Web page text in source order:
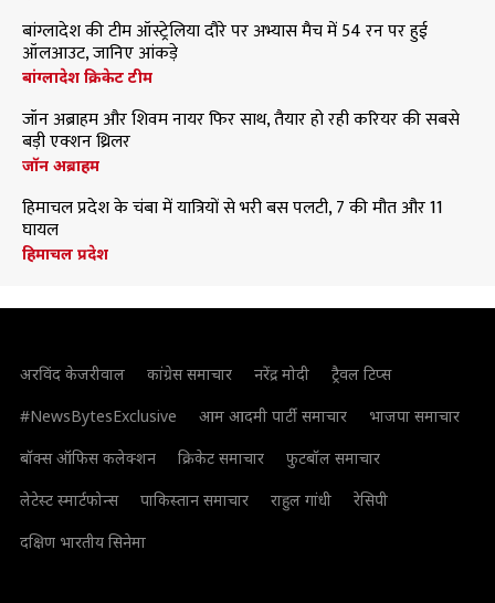
बांग्लादेश की टीम ऑस्ट्रेलिया दौरे पर अभ्यास मैच में 54 रन पर हुई
ऑलआउट, जानिए आंकड़े
बांग्लादेश क्रिकेट टीम
जॉन अब्राहम और शिवम नायर फिर साथ, तैयार हो रही करियर की सबसे
बड़ी एक्शन थ्रिलर
जॉन अब्राहम
हिमाचल प्रदेश के चंबा में यात्रियों से भरी बस पलटी, 7 की मौत और 11
घायल
हिमाचल प्रदेश
अरविंद केजरीवाल कांग्रेस समाचार नरेंद्र मोदी
ट्रैवल टिप्स
#NewsBytesExclusive
आम आदमी पार्टी समाचार
भाजपा समाचार
बॉक्स ऑफिस कलेक्शन
क्रिकेट समाचार
फुटबॉल समाचार
लेटेस्ट स्मार्टफोन्स
पाकिस्तान समाचार राहुल गांधी
रेसिपी
दक्षिण भारतीय सिनेमा